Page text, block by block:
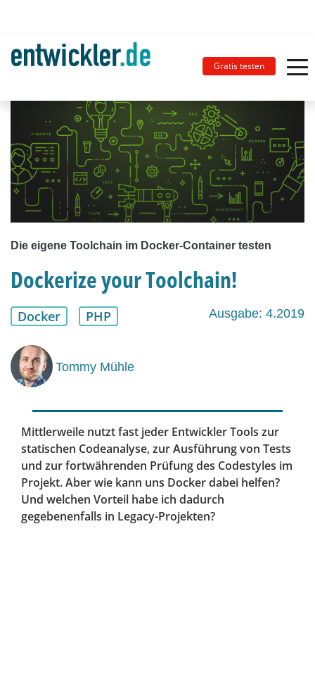
Gratis testen
Die eigene Toolchain im Docker-Container testen
Dockerize your Toolchain!
Docker PHP Ausgabe: 4.2019
Tommy Mühle
Mittlerweile nutzt fast jeder Entwickler Tools zur
statischen Codeanalyse, zur Ausführung von Tests
und zur fortwährenden Prüfung des Codestyles im
Projekt. Aber wie kann uns Docker dabei helfen?
Und welchen Vorteil habe ich dadurch
gegebenenfalls in Legacy-Projekten?